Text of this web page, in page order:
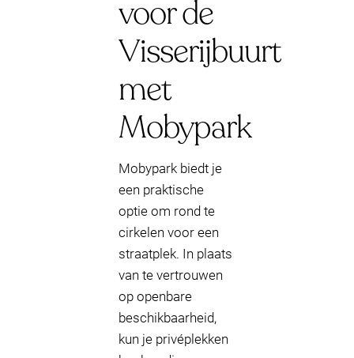
voor de
Visserijbuurt
met
Mobypark
Mobypark biedt je
een praktische
optie om rond te
cirkelen voor een
straatplek. In plaats
van te vertrouwen
op openbare
beschikbaarheid,
kun je privéplekken